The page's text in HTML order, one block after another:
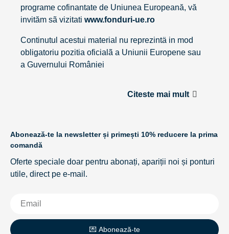
programe cofinantate de Uniunea Europeană, vă
invităm sã vizitati www.fonduri-ue.ro
Continutul acestui material nu reprezintä in mod
obligatoriu pozitia oficialã a Uniunii Europene sau
a Guvernului României
Citeste mai mult
Abonează-te la newsletter și primești 10% reducere la prima
comandă
Oferte speciale doar pentru abonați, apariții noi și ponturi
utile, direct pe e-mail.
💌 Abonează-te